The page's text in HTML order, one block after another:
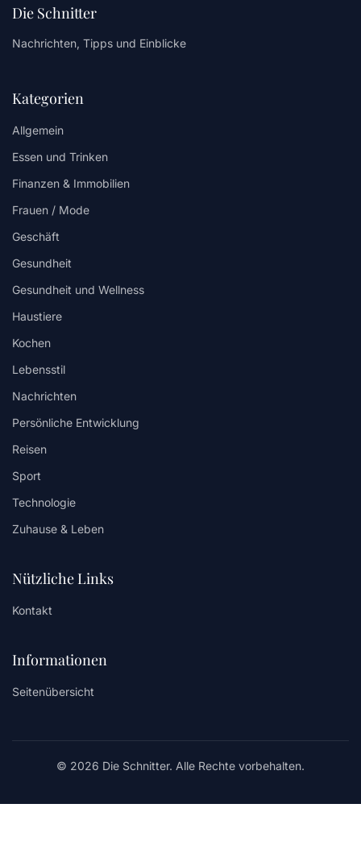
Die Schnitter
Nachrichten, Tipps und Einblicke
Kategorien
Allgemein
Essen und Trinken
Finanzen & Immobilien
Frauen / Mode
Geschäft
Gesundheit
Gesundheit und Wellness
Haustiere
Kochen
Lebensstil
Nachrichten
Persönliche Entwicklung
Reisen
Sport
Technologie
Zuhause & Leben
Nützliche Links
Kontakt
Informationen
Seitenübersicht
© 2026 Die Schnitter. Alle Rechte vorbehalten.